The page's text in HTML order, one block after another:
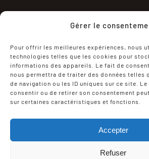
Gérer le
Pour offrir les meilleures expériences, nous
technologies telles que les cookies pour
informations des appareils. Le fait de
nous permettra de traiter des données telles
de navigation ou les ID uniques sur ce site.
consentir ou de retirer son consentement
sur certaines caractéristiques et fonctions.
Accepter
Refuser
CONDITIONS GÉNÉRALES
POLITIQUE DE
MENTIONS LÉGALES